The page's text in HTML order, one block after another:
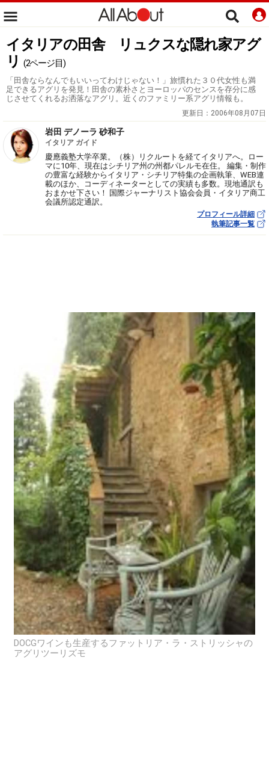
イタリアの田舎 リュクスな隠れ家アグ
リ (2ページ目)
「田舎ならなんでもいいってわけじゃない！」旅慣れた３０代女性も満
足できるアグリを発見！田舎の素朴さとヨーロッパのセンスを存分に感
じさせてくれるお洒落なアグリ。近くのファミリー系アグリ情報も。
更新日： 2006年08月07日
岩田 デノーラ 砂和子
イタリア ガイド
慶應義塾大学卒業。（株）リクルートを経てイタリアへ。ロー
マに10年、現在はシチリア州の州都パレルモ在住。 編集・制作
の豊富な経験からイタリア・シチリア特集の企画執筆、WEB連
載のほか、コーディネーターとしての実績も多数。現地通訳も
おまかせ下さい！ 国際ジャーナリスト協会会員・イタリア商工
会議所認定通訳。
プロフィール詳細
執筆記事一覧
DOCGワインも生産するファットリア・ラ・ストリッシャの
アグリツーリズモ